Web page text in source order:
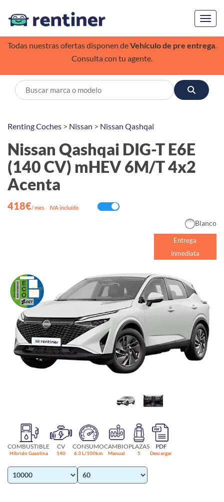
Todas nuestras ofertas disponen deVehículo de pre entrega.
Consulta con tu agente.
Renting Coches > Nissan > Nissan Qashqai
Nissan Qashqai DIG-T E6E
(140 CV) mHEV 6M/T 4x2
Acenta
418€/ mes · IVA incluído
Blanco
Entrega
inmediata
COMBUSTIBLE
Híbrido Gasolina
CV
140
CONSUMO
6.3 L/100km
CAMBIO
Manual
PLAZAS
5
PDF
Descargar